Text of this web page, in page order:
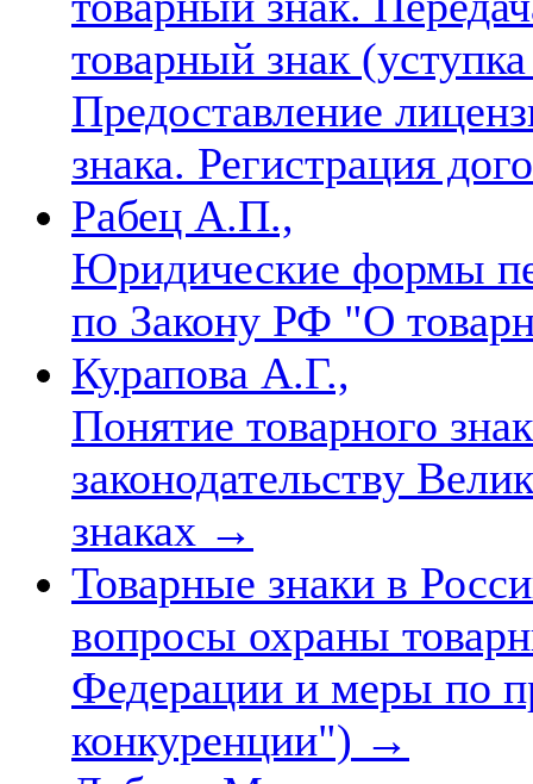
товарный знак
Предоставление
знака. Регистрация
Рабец А.П.,
Юридические формы
по Закону РФ "О
Курапова А.Г.,
Понятие товарного
законодательству
знаках →
Товарные знаки в
вопросы охраны
Федерации и меры по
конкуренции") →